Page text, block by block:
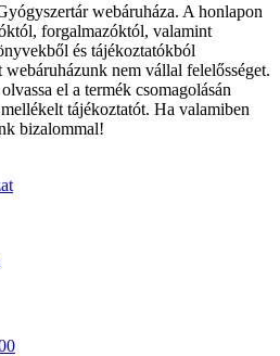
webáruháza. A honlapon
forgalmazóktól, valamint
és tájékoztatókból
webáruházunk nem vállal felelősséget.
el a termék csomagolásán
tájékoztatót. Ha valamiben
bizalommal!